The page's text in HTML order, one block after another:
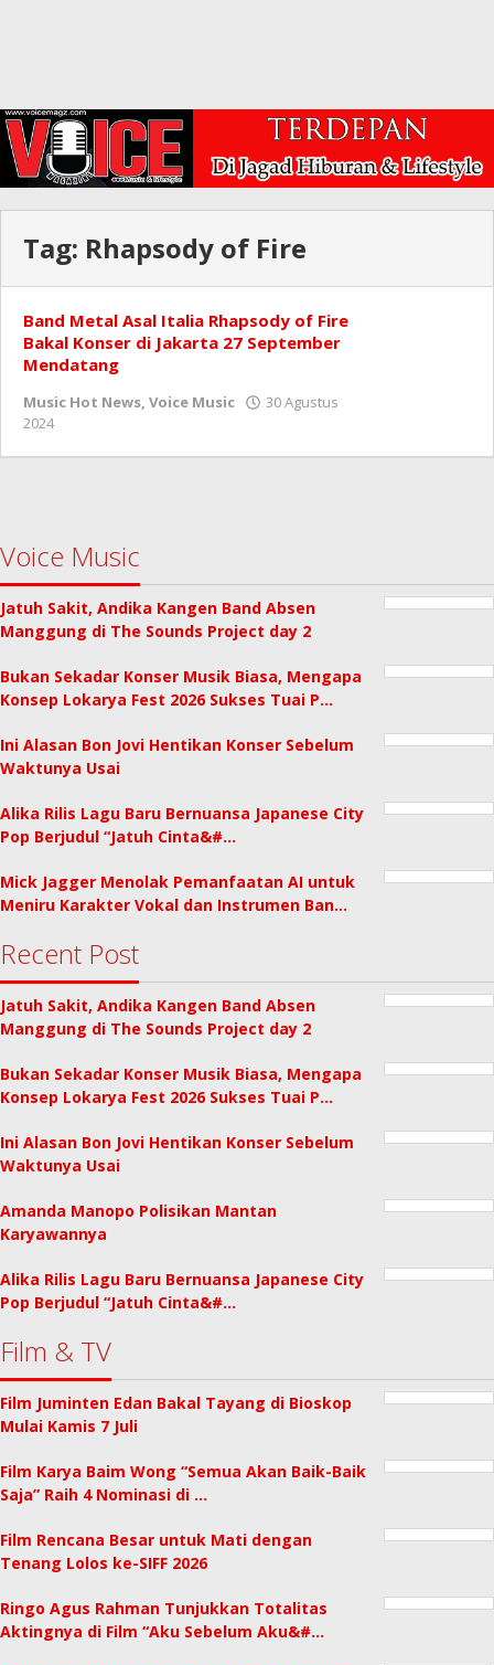
Tag: Rhapsody of Fire
Band Metal Asal Italia Rhapsody of Fire
Bakal Konser di Jakarta 27 September
Mendatang
Music Hot News, Voice Music
30 Agustus
2024
Voice Music
Jatuh Sakit, Andika Kangen Band Absen
Manggung di The Sounds Project day 2
Bukan Sekadar Konser Musik Biasa, Mengapa
Konsep Lokarya Fest 2026 Sukses Tuai P…
Ini Alasan Bon Jovi Hentikan Konser Sebelum
Waktunya Usai
Alika Rilis Lagu Baru Bernuansa Japanese City
Pop Berjudul “Jatuh Cinta&#…
Mick Jagger Menolak Pemanfaatan AI untuk
Meniru Karakter Vokal dan Instrumen Ban…
Recent Post
Jatuh Sakit, Andika Kangen Band Absen
Manggung di The Sounds Project day 2
Bukan Sekadar Konser Musik Biasa, Mengapa
Konsep Lokarya Fest 2026 Sukses Tuai P…
Ini Alasan Bon Jovi Hentikan Konser Sebelum
Waktunya Usai
Amanda Manopo Polisikan Mantan
Karyawannya
Alika Rilis Lagu Baru Bernuansa Japanese City
Pop Berjudul “Jatuh Cinta&#…
Film & TV
Film Juminten Edan Bakal Tayang di Bioskop
Mulai Kamis 7 Juli
Film Karya Baim Wong “Semua Akan Baik-Baik
Saja” Raih 4 Nominasi di …
Film Rencana Besar untuk Mati dengan
Tenang Lolos ke-SIFF 2026
Ringo Agus Rahman Tunjukkan Totalitas
Aktingnya di Film “Aku Sebelum Aku&#…